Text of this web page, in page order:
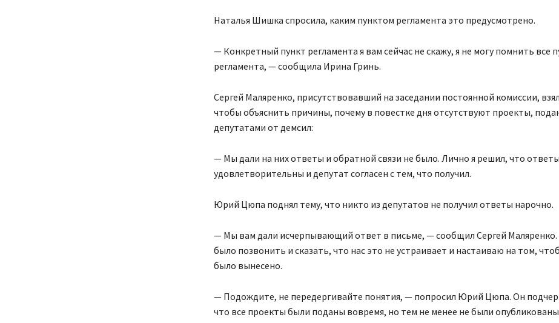
Наталья Шишка спросила, каким пунктом регламента это предусмотрено.
— Конкретный пункт регламента я вам сейчас не скажу, я не могу помнить все
регламента, — сообщила Ирина Гринь.
Сергей Маляренко, присутствовавший на заседании постоянной комиссии,
чтобы объяснить причины, почему в повестке дня отсутствуют проекты,
депутатами от демсил:
— Мы дали на них ответы и обратной связи не было. Лично я решил, что ответы
удовлетворительны и депутат согласен с тем, что получил.
Юрий Цюпа поднял тему, что никто из депутатов не получил ответы нарочно.
— Мы вам дали исчерпывающий ответ в письме, — сообщил Сергей
было позвонить и сказать, что нас это не устраивает и настаиваю на том,
было вынесено.
— Подождите, не передергивайте понятия, — попросил Юрий Цюпа. Он
что все проекты были поданы вовремя, но тем не менее не были